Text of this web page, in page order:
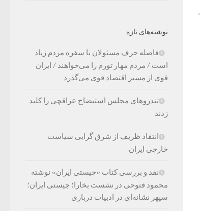
نوشته‌های تازه
فاصله حرف مسئولان با سفره مردم زیاد
است / مردم مهار تورم را می‌خواهند / ایران
قوی از مسیر اقتصاد قوی می‌گذرد
تندروهای مجلس استیضاح عراقچی را کلید
زدند
انتقاد ظریف از شرق گرایی سیاست
خارجی ایران
نقد و بررسی کتاب «چیستی ایران» نوشته
محمود فتوحی در نشست بخارا؛ چیستی ایران؛
سپهر نشانه‌ای در ادبیات درباری